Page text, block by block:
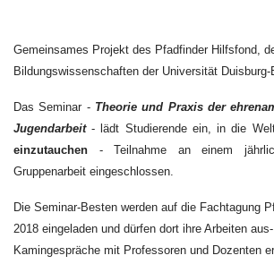
Gemeinsames Projekt des Pfadfinder Hilfsfond,
Bildungswissenschaften der Universität
Das Seminar - Theorie und Praxis der
Jugendarbeit- lädt Studierende ein,in die
einzutauchen - Teilnahme an einem
Gruppenarbeit eingeschlossen.
Die Seminar-Besten werden auf die Fachtagung
2018 eingeladen und dürfen dort ihre Arbeiten
Kamingespräche mit Professoren und Dozenten